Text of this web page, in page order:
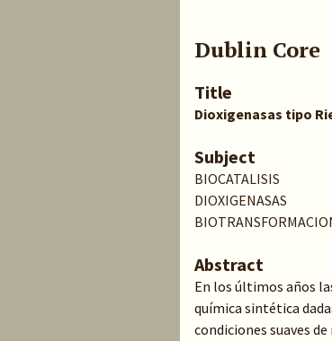
Dublin Core
Title
Dioxigenasas tipo
Subject
BIOCATALISIS
DIOXIGENASAS
Abstract
En los últimos años
química sintética
condiciones suaves